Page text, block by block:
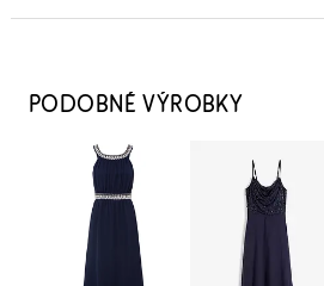
449 Kč
Brazilské kalhotky z jemné krajky
PŘIDAT DO KOŠÍKU
PODOBNÉ VÝROBKY